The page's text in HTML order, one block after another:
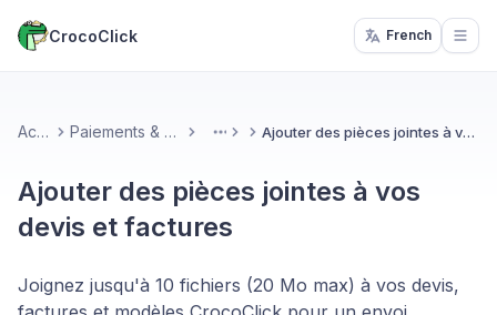
CrocoClick French
Accueil Paiements & Facturation More Ajouter des pièces jointes à vos devis et factures
Ajouter des pièces jointes à vos
devis et factures
Joignez jusqu'à 10 fichiers (20 Mo max) à vos devis,